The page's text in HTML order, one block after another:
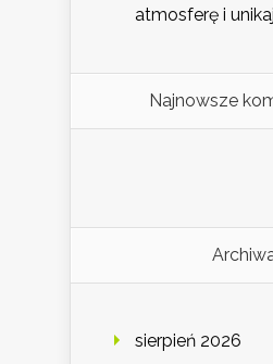
atmosferę i
Najnowsze
sierpień 2026